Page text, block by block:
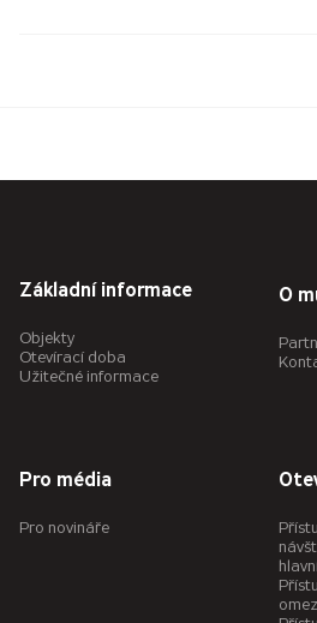
Základní informace
Objekty
Otevírací doba
Užitečné informace
O
Pro média
Pro novináře